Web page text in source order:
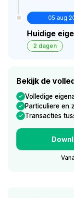
05 aug
Huidige
2 dagen
Bekijk de
Volledige
Particuliere en
Transacties